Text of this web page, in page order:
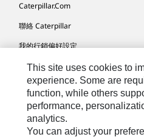
Caterpillar.com
聯絡 Caterpillar
我的行銷偏好設定
網站地圖
Cookie Settings
法律
隱私權
This site uses cookies to
experience. Some are
function, while others
performance,
analytics.
You can adjust your